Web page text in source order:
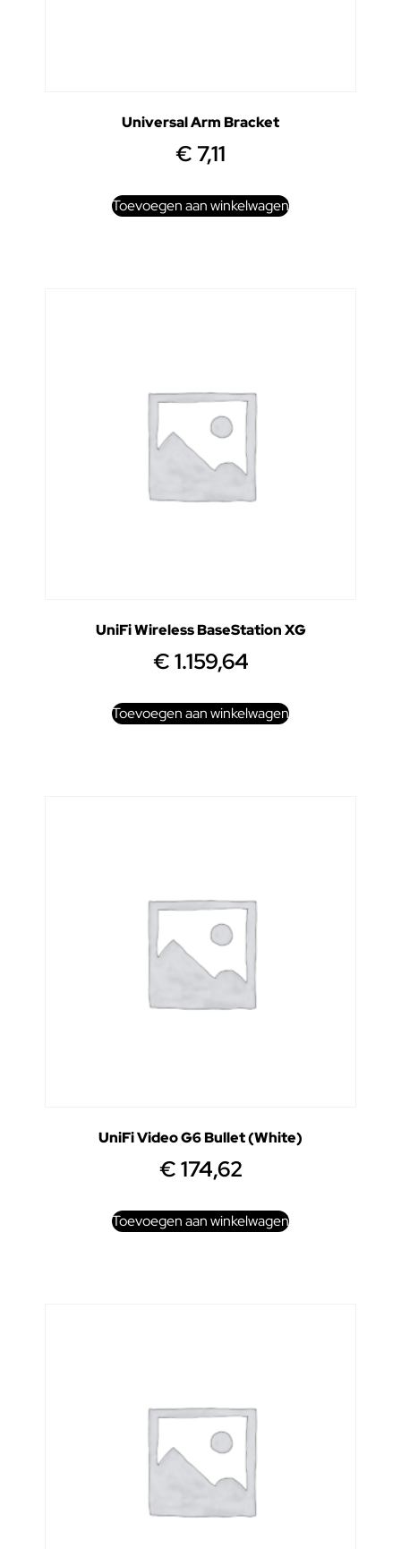
Universal Arm Bracket
€ 7,11
Toevoegen aan winkelwagen
UniFi Wireless BaseStation XG
€1.159,64
Toevoegen aan winkelwagen
UniFi Video G6 Bullet (White)
€174,62
Toevoegen aan winkelwagen